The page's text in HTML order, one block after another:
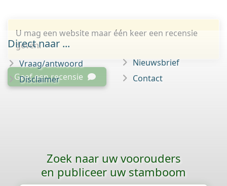
U mag een website maar één keer een recensie
geven.
Geef een recensie
Direct naar ...
Vraag/antwoord
Disclaimer
Nieuwsbrief
Contact
Zoek naar uw voorouders
en publiceer uw stamboom